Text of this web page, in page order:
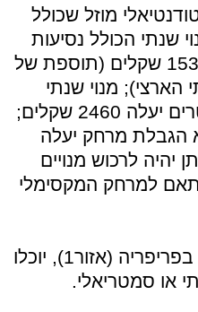
מוזל שכולל
שנתי הכולל נסיעות
עד 40 קילומטרים יעלה 1530 שקלים (תוספת של
הארצי); מנוי שנתי
כולל רכבת עד 75 קילומטרים יעלה 2460 שקלים;
הגבלת מרחק יעלה
יהיה לרכוש מנויים
למרחק המקסימלי
סטודנטים הלומדים וגרים בפריפריה (אזור1), יוכלו
או סמטריאלי.